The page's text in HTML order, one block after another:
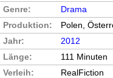
Genre:
Drama
Produktion:
Polen,
Jahr:
2012
Länge:
111 Minuten
Verleih:
RealFiction